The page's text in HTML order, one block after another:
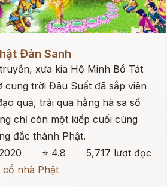
Đản Sanh
xưa kia Hộ Minh Bồ Tát
cung trời Đâu Suất đã sắp viên
quả, trải qua hằng hà sa số
chỉ còn một kiếp cuối cùng
đắc thành Phật.
⭐ 4.8
5,717 lượt đọc
cổ nhà Phật